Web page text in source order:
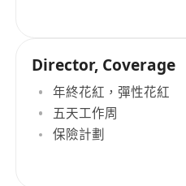
Director, Coverage
年終花紅，彈性花紅
五天工作周
保險計劃